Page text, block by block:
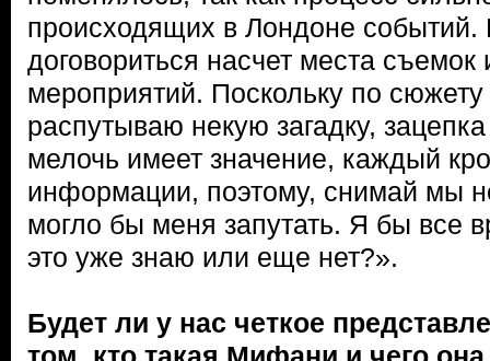
происходящих в Лондоне
договориться насчет места
мероприятий. Поскольку по
распутываю некую загадку,
мелочь имеет значение, каждый
информации, поэтому, снимай мы
могло бы меня запутать. Я бы все
это уже знаю или еще нет?».
Будет ли у нас четкое